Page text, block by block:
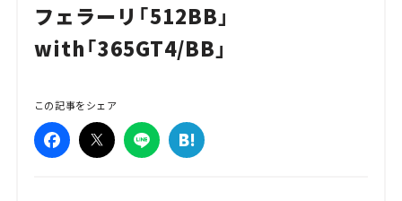
フェラーリ「512BB」
with「365GT4/BB」
この記事をシェア
Lifestyle
Traffic
Special
Series